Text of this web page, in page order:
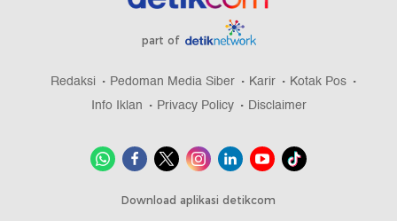
part of
Redaksi Pedoman Media Siber Karir
Kotak Pos
Info Iklan
Privacy Policy Disclaimer
Download aplikasi detikcom